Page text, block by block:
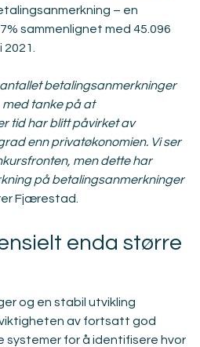
– en
sammenlignet med 45.096
betalingsanmerkninger
med tanke på at
tid har blitt påvirket av
enn privatøkonomien. Vi ser
men dette har
på betalingsanmerkninger
Fjærestad.
enda større
og en stabil utvikling
av fortsatt god
systemer for å identifisere hvor